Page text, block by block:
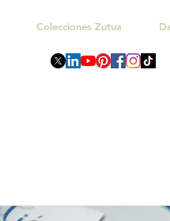
Colecciones Zutua